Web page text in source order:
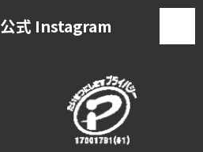
公式 Instagram